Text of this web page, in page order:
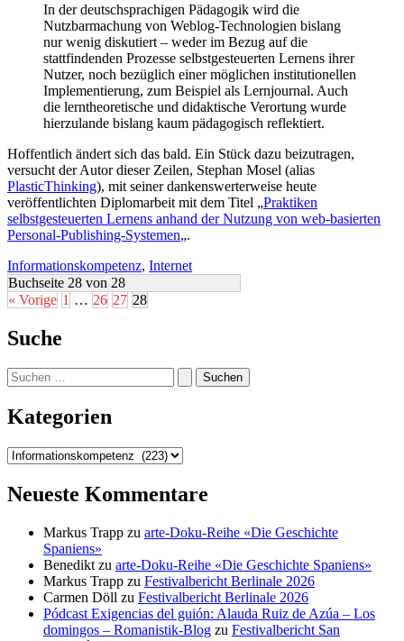
In der deutschsprachigen Pädagogik wird die
Nutzbarmachung von Weblog-Technologien bislang
nur wenig diskutiert – weder im Bezug auf die
stattfindenden Prozesse selbstgesteuerten Lernens ihrer
Nutzer, noch bezüglich einer möglichen institutionellen
Implementierung, zum Beispiel als Lernjournal. Auch
die lerntheoretische und didaktische Verortung wurde
hierzulande bislang kaum pädagogisch reflektiert.
Hoffentlich ändert sich das bald. Ein Stück dazu beizutragen,
versucht der Autor dieser Zeilen, Stephan Mosel (alias
PlasticThinking), mit seiner dankenswerterweise heute
veröffentlichten Diplomarbeit mit dem Titel „Praktiken
selbstgesteuerten Lernens anhand der Nutzung von web-basierten
Personal-Publishing-Systemen„.
Informationskompetenz, Internet
Buchseite 28 von 28
« Vorige 1 … 26 27 28
Suche
Suchen
nach:
Kategorien
Kategorien
Neueste Kommentare
Markus Trapp zu arte-Doku-Reihe «Die Geschichte
Spaniens»
Benedikt zu arte-Doku-Reihe «Die Geschichte Spaniens»
Markus Trapp zu Festivalbericht Berlinale 2026
Carmen Döll zu Festivalbericht Berlinale 2026
Pódcast Exigencias del guión: Alauda Ruiz de Azúa – Los
domingos – Romanistik-Blog zu Festivalbericht San